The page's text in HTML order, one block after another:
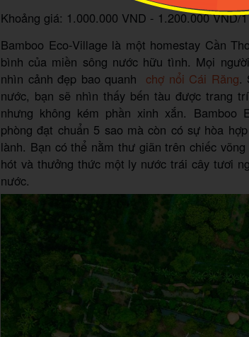
Khoảng giá: 1.000.000 VND - 1.200.000 VND/
Bamboo Eco-Village là một homestay Cần
bình của miền sông nước hữu tình. Mọi
nhìn cảnh đẹp bao quanh chợ nổi Cái Răng.
nước, bạn sẽ nhìn thấy bến tàu được trang
nhưng không kém phần xinh xắn. Bamboo
phòng đạt chuẩn 5 sao mà còn có sự hòa
lành. Bạn có thể nằm thư giãn trên chiếc
hót và thưởng thức một ly nước trái cây tươi
nước.